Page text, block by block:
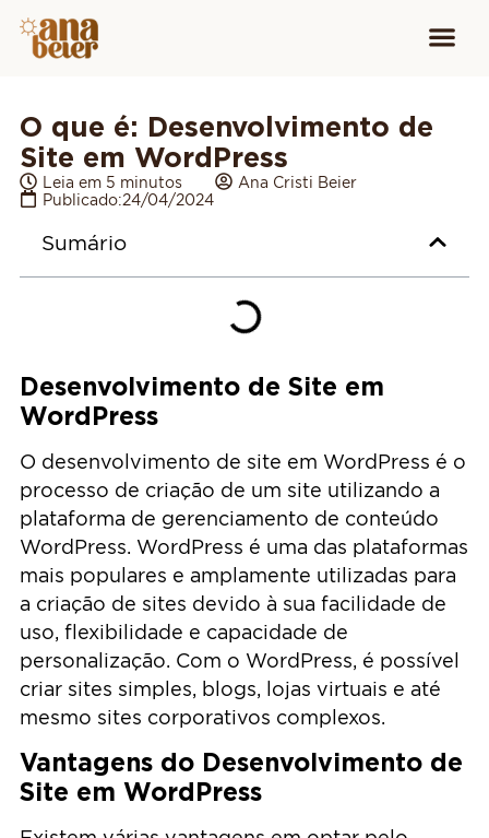
O que é: Desenvolvimento de
Site em WordPress
Leia em 5 minutos
Ana Cristi Beier
Publicado:24/04/2024
Sumário
Desenvolvimento de Site em
WordPress
O desenvolvimento de site em WordPress é o
processo de criação de um site utilizando a
plataforma de gerenciamento de conteúdo
WordPress. WordPress é uma das plataformas
mais populares e amplamente utilizadas para
a criação de sites devido à sua facilidade de
uso, flexibilidade e capacidade de
personalização. Com o WordPress, é possível
criar sites simples, blogs, lojas virtuais e até
mesmo sites corporativos complexos.
Vantagens do Desenvolvimento de
Site em WordPress